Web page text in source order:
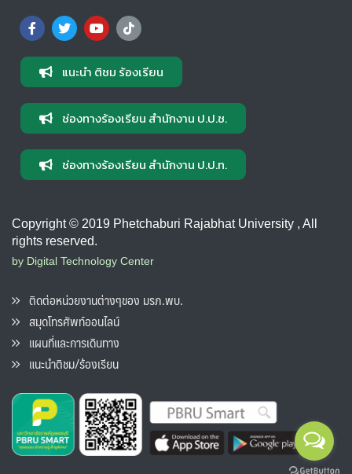
แนะนำ ติชม ร้องเรียน
ช่องทางร้องเรียน สำนักงาน ป.ป.ช.
ช่องทางร้องเรียน สำนักงาน ป.ป.ท.
Copyright © 2019 Phetchaburi Rajabhat University , All
rights reserved.
by Digital Technology Center
ติดต่อหน่วยงานต่างๆของ มรภ.พบ.
สมุดโทรศัพท์ออนไลน์
แผนที่และการเดินทาง
แนะนำติชม/ร้องเรียน